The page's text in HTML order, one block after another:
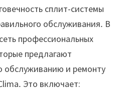
сплит-системы
обслуживания․ В
профессиональных
предлагают
обслуживанию и ремонту
Это включает: